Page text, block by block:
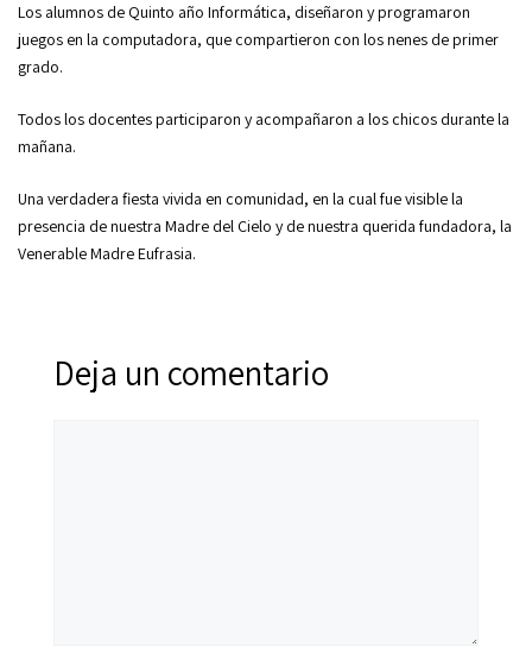
Los alumnos de Quinto año Informática, diseñaron y programaron
juegos en la computadora, que compartieron con los nenes de primer
grado.
Todos los docentes participaron y acompañaron a los chicos durante la
mañana.
Una verdadera fiesta vivida en comunidad, en la cual fue visible la
presencia de nuestra Madre del Cielo y de nuestra querida fundadora, la
Venerable Madre Eufrasia.
Deja un comentario